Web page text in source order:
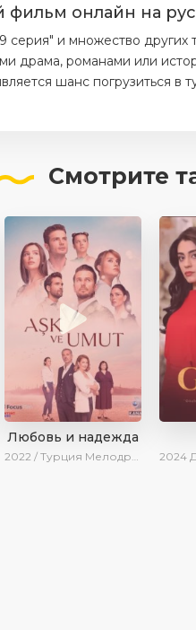
онлайн на
и множество других
драма, романами или
шанс погрузиться
Смотрите
Любовь и надежда
2022 / Турция Мелодрама / Драма / BeniAffet 2024